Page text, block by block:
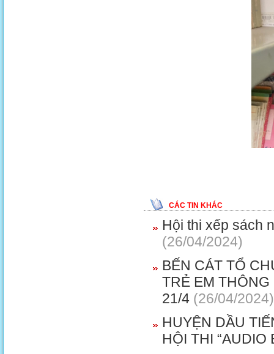
CÁC TIN KHÁC
Hội thi xếp sách
(26/04/2024)
BẾN CÁT TỔ
TRẺ EM
21/4 (26/04/2024)
HUYỆN DẦU
HỘI THI “AUDIO